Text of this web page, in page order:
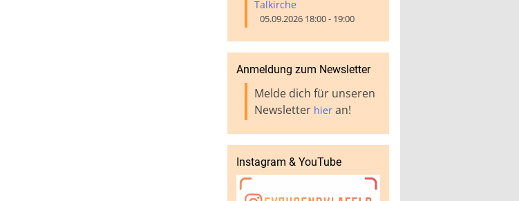
Talkirche
05.09.2026 18:00 - 19:00
Anmeldung zum Newsletter
Melde dich für unseren
Newsletter hieran!
Instagram & YouTube